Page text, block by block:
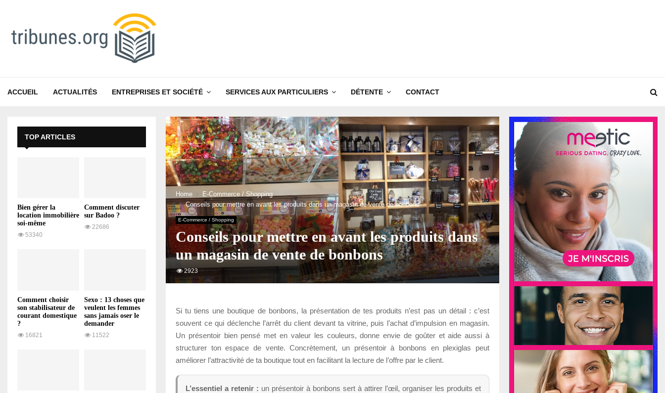
ACCUEIL ACTUALITÉS ENTREPRISES ET SOCIÉTÉ SERVICES AUX PARTICULIERS DÉTENTE CONTACT
Home
E-Commerce / Shopping
Conseils pour mettre en avant les produits dans un magasin de vente de bonbons
E-Commerce / Shopping
Conseils pour mettre en avant les produits dans
un magasin de vente de bonbons
2923
Si tu tiens une boutique de bonbons, la présentation de tes produits n’est pas un détail : c’est
souvent ce qui déclenche l’arrêt du client devant ta vitrine, puis l’achat d’impulsion en magasin.
Un présentoir bien pensé met en valeur les couleurs, donne envie de goûter et aide aussi à
structurer ton espace de vente. Concrètement, un présentoir à bonbons en plexiglas peut
améliorer l’attractivité de ta boutique tout en facilitant la lecture de l’offre par le client.
L’essentiel a retenir : un présentoir à bonbons sert à attirer l’œil, organiser les produits et
TOP ARTICLES
Bien gérer la
location immobilière
soi-même
53340
Comment discuter
sur Badoo ?
22686
Comment choisir
son stabilisateur de
courant domestique
?
16821
Sexo : 13 choses que
veulent les femmes
sans jamais oser le
demander
11522